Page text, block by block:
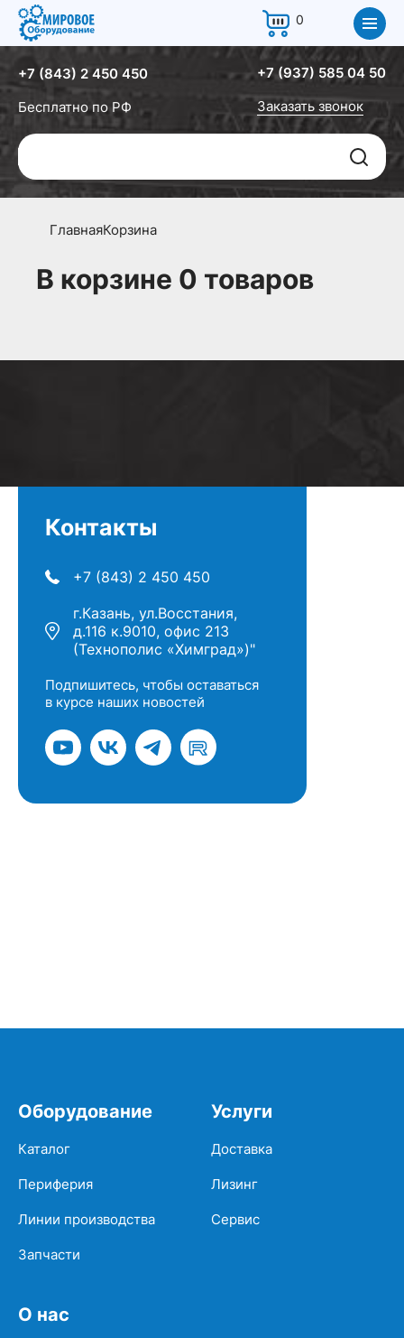
0
+7 (843) 2 450 450
Бесплатно по РФ
+7 (937) 585 04 50
Заказать звонок
ГлавнаяКорзина
В корзине 0 товаров
Контакты
+7 (843) 2 450 450
г.Казань, ул.Восстания,
д.116 к.9010, офис 213
(Технополис «Химград»)"
Подпишитесь, чтобы оставаться
в курсе наших новостей
Оборудование
Каталог
Периферия
Линии производства
Запчасти
Услуги
Доставка
Лизинг
Сервис
О нас
Товар добавлен в список сравнения
Товар удален из списка сравнения
В списке сравнения не может находится более 3 товаров
одной категории